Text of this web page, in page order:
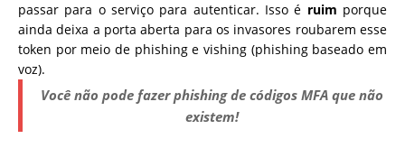
passar para o serviço para autenticar. Isso é ruim porque
ainda deixa a porta aberta para os invasores roubarem esse
token por meio de phishing e vishing (phishing baseado em
voz).
Você não pode fazer phishing de códigos MFA que não
existem!